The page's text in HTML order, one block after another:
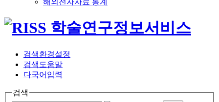
해외전자자료 통계
검색환경설정
검색도움말
다국어입력
검색